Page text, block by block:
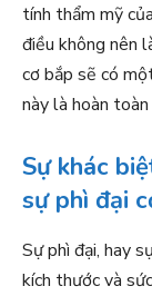
tính thẩm mỹ
điều không nên
cơ bắp sẽ có
này là hoàn
Sự khác
sự phì đại
Sự phì đại, hay
kích thước và